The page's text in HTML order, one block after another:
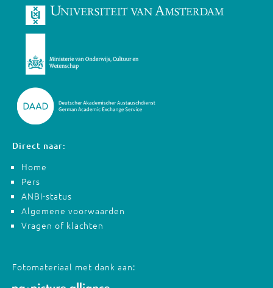
Direct naar:
Home
Pers
ANBI-status
Algemene voorwaarden
Vragen of klachten
Fotomateriaal met dank aan: